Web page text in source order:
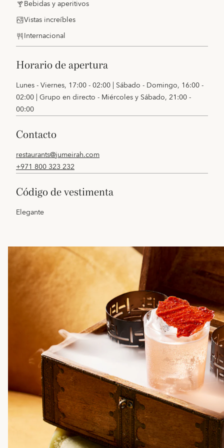
Bebidas y aperitivos
Vistas increíbles
Internacional
horario de apertura
Lunes - Viernes, 17:00 - 02:00 | Sábado - Domingo, 16:00 -
02:00 | Grupo en directo - Miércoles y Sábado, 21:00 -
00:00
contacto
restaurants@jumeirah.com
+971 800 323 232
código de vestimenta
Elegante